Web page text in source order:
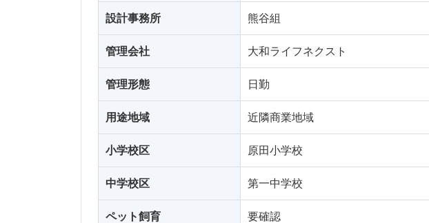
設計事務所 熊谷組
管理会社 大和ライフネクスト
管理形態 日勤
用途地域 近隣商業地域
小学校区 原田小学校
中学校区 第一中学校
ペット飼育 要確認